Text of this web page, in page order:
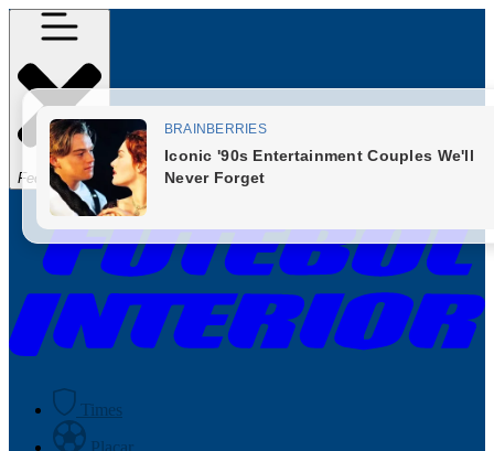
Fechar Menu
Times
Placar